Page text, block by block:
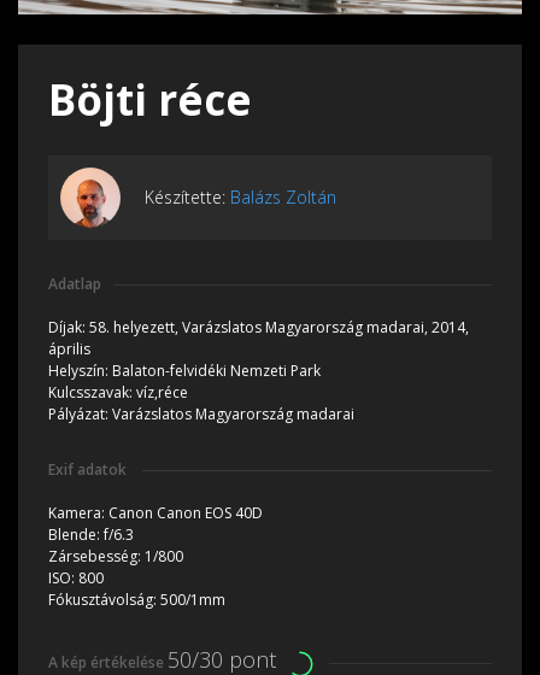
Böjti réce
Készítette: Balázs Zoltán
Adatlap
Díjak: 58. helyezett, Varázslatos Magyarország madarai, 2014,
április
Helyszín: Balaton-felvidéki Nemzeti Park
Kulcsszavak: víz,réce
Pályázat: Varázslatos Magyarország madarai
Exif adatok
Kamera: Canon Canon EOS 40D
Blende:f/6.3
Zársebesség: 1/800
ISO: 800
Fókusztávolság: 500/1mm
A kép értékelése 50/30 pont